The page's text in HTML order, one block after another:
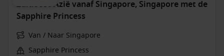
Zuidoost-Azië vanaf Singapore, Singapore met de
Sapphire Princess
Van / Naar Singapore
Sapphire Princess